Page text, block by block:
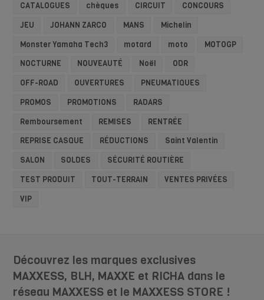
CATALOGUES
chèques CIRCUIT
CONCOURS
JEU
JOHANN ZARCO MANS
Michelin
Monster Yamaha Tech3
motard moto
MOTOGP
NOCTURNE
NOUVEAUTÉ Noël
ODR
OFF-ROAD
OUVERTURES
PNEUMATIQUES
PROMOS
PROMOTIONS
RADARS
Remboursement
REMISES
RENTRÉE
REPRISE CASQUE
RÉDUCTIONS
Saint Valentin
SALON
SOLDES
SÉCURITÉ ROUTIÈRE
TEST PRODUIT
TOUT-TERRAIN
VENTES PRIVÉES
VIP
Découvrez les marques exclusives
MAXXESS, BLH, MAXXE et RICHA dans le
réseau MAXXESS et le MAXXESS STORE !